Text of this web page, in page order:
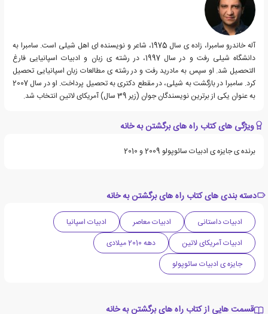
آله خاندرو سامبرا، زاده ی سال 1975، شاعر و نویسنده ای اهل شیلی است. سامبرا به
دانشگاه شیلی رفت و در سال 1997، در رشته ی زبان و ادبیات اسپانیایی فارغ
التحصیل شد. او سپس به مادرید رفت و در رشته ی مطالعات زبان اسپانیایی تحصیل
کرد. سامبرا در بازگشت به شیلی، در مقطع دکتری به تحصیل پرداخت. او در سال 2007
به عنوان یکی از برترین نویسندگان جوان (زیر 39 سال) آمریکای لاتین انتخاب شد.
ویژگی های کتاب راه های برگشتن به خانه
برنده ی جایزه ی ادبیات سائوپولو 2009 و 2010
دسته بندی های کتاب راه های برگشتن به خانه
ادبیات داستانی ادبیات معاصر
ادبیات اسپانیا
ادبیات آمریکای لاتین
دهه 2010 میلادی
جایزه ی ادبیات سائوپولو
قسمت هایی از کتاب راه های برگشتن به خانه